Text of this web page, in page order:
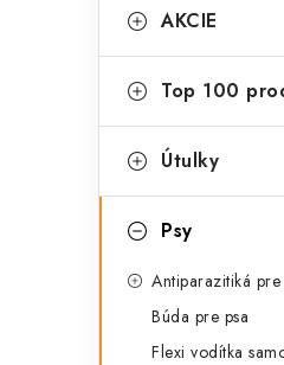
n
ý
a
e
ó
i
AKCIE
Top 100
Útulky
Psy
Antiparazitiká pre
Búda pre psa
Flexi vodítka